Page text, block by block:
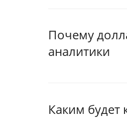
Почему
аналитики
Каким будет